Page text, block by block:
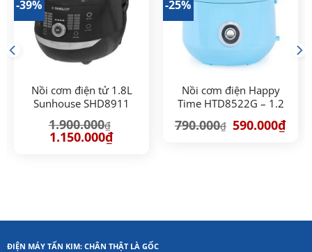
-39%
Nồi cơm điện tử 1.8L
Sunhouse SHD8911
1.900.000₫
Giá
gốc
1.150.000₫Giá
-25%
Nồi cơm điện Happy
Time HTD8522G – 1.2
790.000₫ Giá
gốc
590.000₫Giá
ĐIỆN MÁY TẤN KIM: CHÂN THẬT LÀ GỐC